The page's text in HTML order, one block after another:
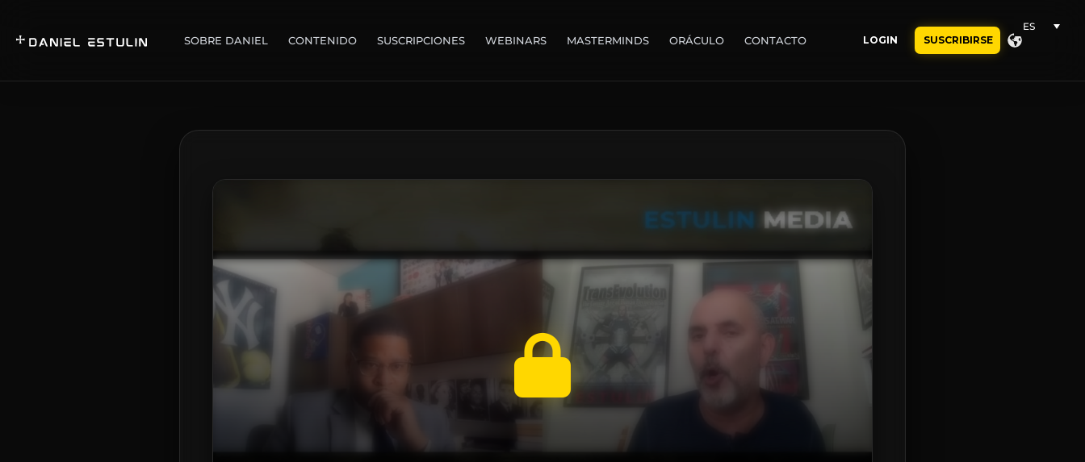
SOBRE DANIEL CONTENIDO SUSCRIPCIONES WEBINARS MASTERMINDS ORÁCULO CONTACTO LOGIN SUSCRIBIRSE
ES